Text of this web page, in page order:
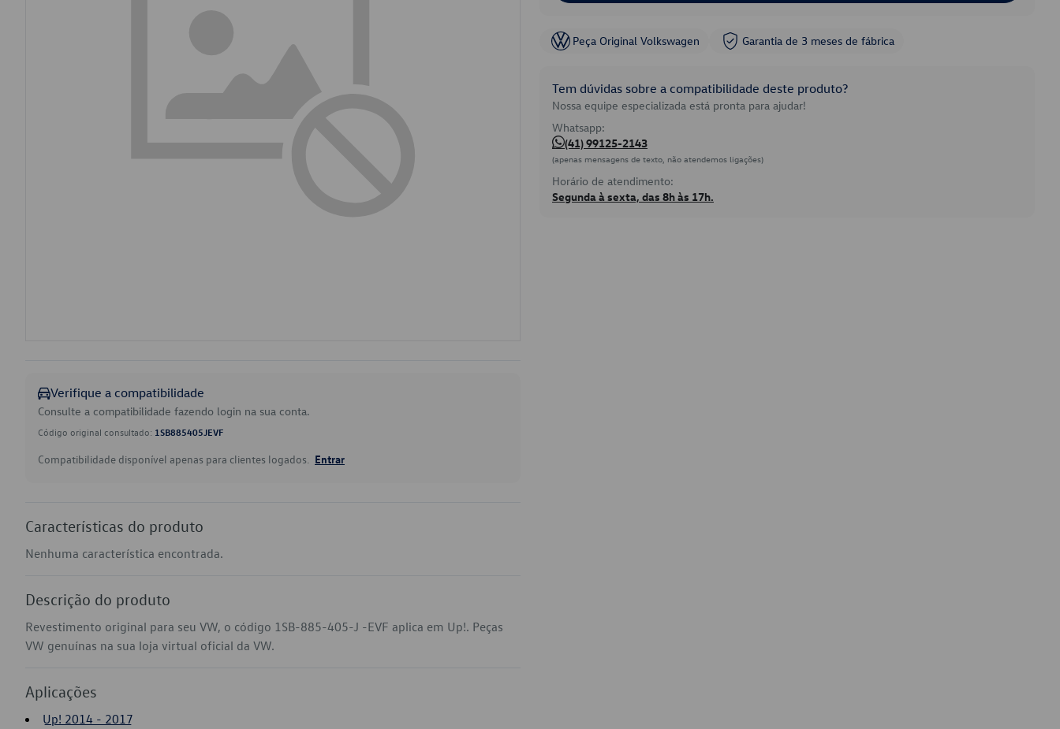
Verifique a compatibilidade
Consulte a compatibilidade fazendo login na sua conta.
Código original consultado: 1SB885405JEVF
Compatibilidade disponível apenas para clientes logados. Entrar
Características do produto
Nenhuma característica encontrada.
Descrição do produto
Revestimento original para seu VW, o código 1SB-885-405-J -EVF aplica em Up!. Peças
VW genuínas na sua loja virtual oficial da VW.
Aplicações
Up! 2014 - 2017
Peça Original Volkswagen Garantia de 3 meses de fábrica
Tem dúvidas sobre a compatibilidade deste produto?
Nossa equipe especializada está pronta para ajudar!
Whatsapp:
(41) 99125-2143
(apenas mensagens de texto, não atendemos ligações)
Horário de atendimento:
Segunda à sexta, das 8h às 17h.